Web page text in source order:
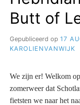
Butt of
Gepubliceerd op 17
KAROLIENVANWIJK
We zijn er! Welkom
zomerweer dat
fietsten we naar het